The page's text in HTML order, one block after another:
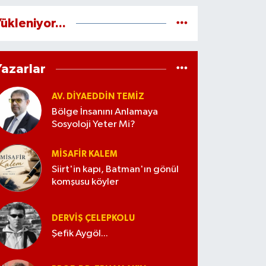
AV. DIYAEDDIN TEMIZ
Bölge İnsanını Anlamaya
Sosyoloji Yeter Mi?
MISAFIR KALEM
Siirt'in kapı, Batman'ın gönül
komşusu köyler
DERVIŞ ÇELEPKOLU
Şefik Aygöl...